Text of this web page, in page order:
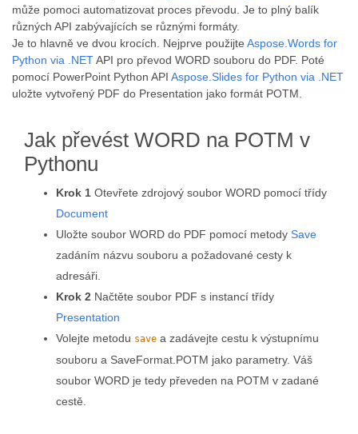
může pomoci automatizovat proces převodu. Je to plný balík
různých API zabývajících se různými formáty.
Je to hlavně ve dvou krocích. Nejprve použijte Aspose.Words for
Python via .NETAPI pro převod WORD souboru do PDF. Poté
pomocí PowerPoint Python API Aspose.Slides for Python via .NET
uložte vytvořený PDF do Presentation jako formát POTM.
Jak převést WORD na POTM v
Pythonu
Krok 1 Otevřete zdrojový soubor WORD pomocí třídy
Document
Uložte soubor WORD do PDF pomocí metody Save
zadáním názvu souboru a požadované cesty k
adresáři.
Krok 2 Načtěte soubor PDF s instancí třídy
Presentation
Volejte metodu save a zadávejte cestu k výstupnímu
souboru a SaveFormat.POTM jako parametry. Váš
soubor WORD je tedy převeden na POTM v zadané
cestě.